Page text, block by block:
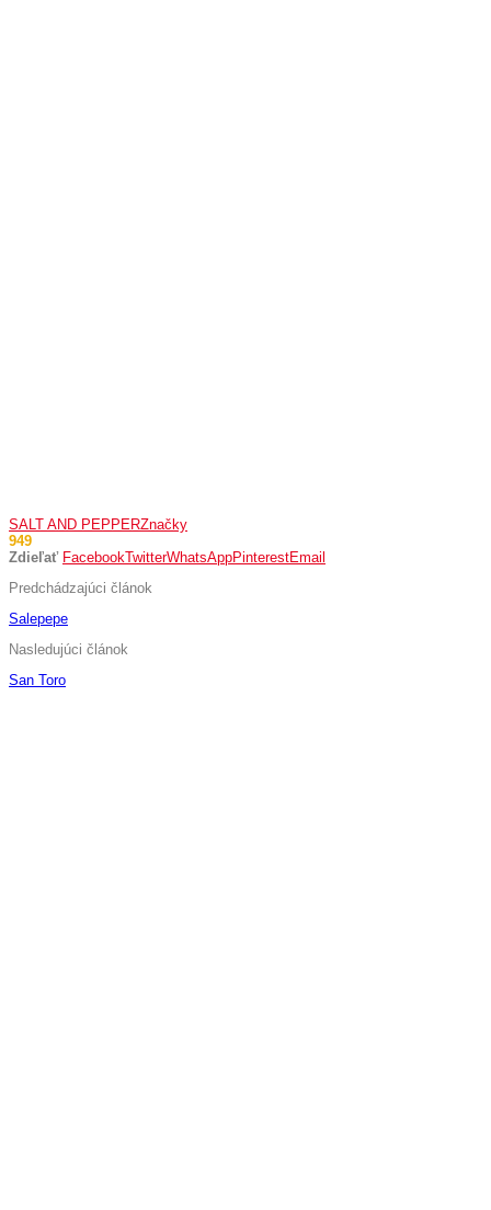
SALT AND PEPPERZnačky
949
Zdieľať FacebookTwitterWhatsAppPinterestEmail
Predchádzajúci článok
Salepepe
Nasledujúci článok
San Toro